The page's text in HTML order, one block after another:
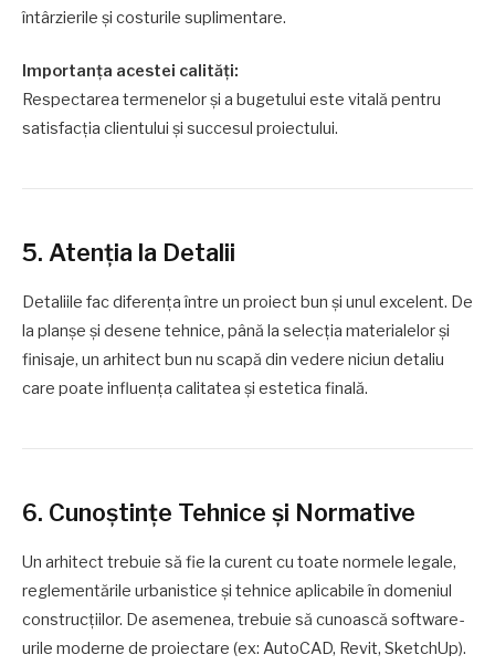
întârzierile și costurile suplimentare.
Importanța acestei calități:
Respectarea termenelor și a bugetului este vitală pentru
satisfacția clientului și succesul proiectului.
5. Atenția la Detalii
Detaliile fac diferența între un proiect bun și unul excelent. De
la planșe și desene tehnice, până la selecția materialelor și
finisaje, un arhitect bun nu scapă din vedere niciun detaliu
care poate influența calitatea și estetica finală.
6. Cunoștințe Tehnice și Normative
Un arhitect trebuie să fie la curent cu toate normele legale,
reglementările urbanistice și tehnice aplicabile în domeniul
construcțiilor. De asemenea, trebuie să cunoască software-
urile moderne de proiectare (ex: AutoCAD, Revit, SketchUp).